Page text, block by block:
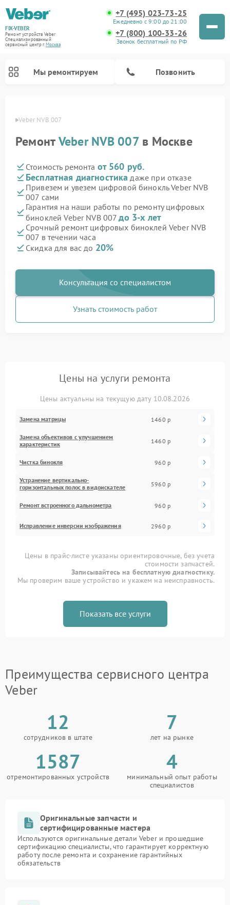
FIX-VEBER
Ремонт устройств Veber
Специализированный
cервисный центр г.Москва
+7 (495) 023-73-25
Ежедневно с 9:00 до 21:00
+7 (800) 100-33-26
Звонок бесплатный по РФ
Мы ремонтируем Позвонить
Veber NVB 007
РемонтVeber NVB 007в Москве
Стоимость ремонта от 560 руб.
Бесплатная диагностика даже при отказе
Привезем и увезем цифровой бинокль Veber NVB
007 сами
Гарантия на наши работы по ремонту цифровых
биноклей Veber NVB 007до 3-х лет
Срочный ремонт цифровых биноклей Veber NVB
007 в течении часа
Скидка для вас до 20%
Консультация со специалистом
Узнать стоимость работ
Цены на услуги ремонта
Цены актуальны на текущую дату 10.08.2026
Замена матрицы 1460 р
Замена объективов с улучшением
характеристик
1460 р
Чистка бинокля 960 р
Устранение вертикально-
горизонтальных полос в видоискателе
5960 р
Ремонт встроенного дальнометра 960 р
Исправление инверсии изображения 2960 р
Цены в прайс-листе указаны ориентировочные, без учета
стоимости запчастей.
Записывайтесь на бесплатную диагностику.
Мы проверим ваше устройство и укажем на неисправность.
Показать все услуги
Преимущества сервисного центра
Veber
12
сотрудников в штате
7
лет на рынке
1587
отремонтированных устройств
4
минимальный опыт работы
специалистов
Оригинальные запчасти и
сертифицированные мастера
Используются оригинальные детали Veber и прошедшие
сертификацию специалисты, что гарантирует корректную
работу после ремонта и сохранение гарантийных
обязательств